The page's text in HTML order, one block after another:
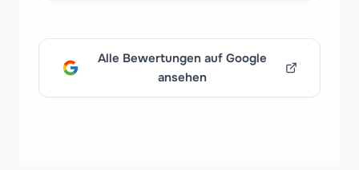
Alle Bewertungen auf Google
ansehen